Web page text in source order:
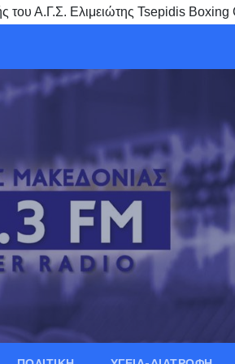
Α.Γ.Σ. Ελιμειώτης Tsepidis Boxing